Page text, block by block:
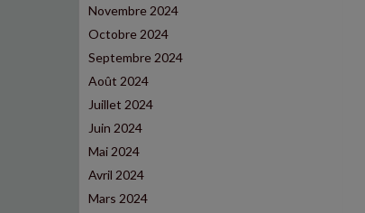
Novembre 2024
Octobre 2024
Septembre 2024
Août 2024
Juillet 2024
Juin 2024
Mai 2024
Avril 2024
Mars 2024